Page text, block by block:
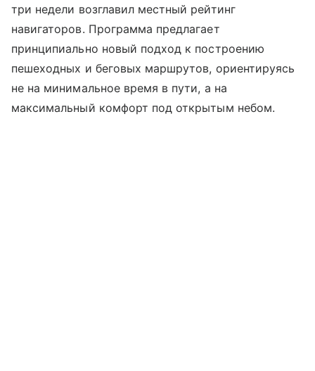
три недели возглавил местный рейтинг
навигаторов. Программа предлагает
принципиально новый подход к построению
пешеходных и беговых маршрутов, ориентируясь
не на минимальное время в пути, а на
максимальный комфорт под открытым небом.